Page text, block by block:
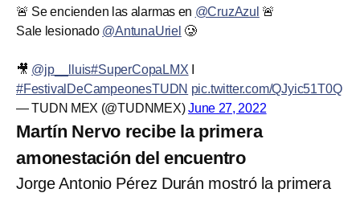
🚨 Se encienden las alarmas en @CruzAzul 🚨
Sale lesionado @AntunaUriel 🥲
🎥 @jp__lluis#SuperCopaLMX
#FestivalDeCampeonesTUDN pic.twitter.com/QJyic51T0Q
— TUDN MEX (@TUDNMEX)June 27, 2022
Martín Nervo recibe la primera
amonestación del encuentro
Jorge Antonio Pérez Durán mostró la primera